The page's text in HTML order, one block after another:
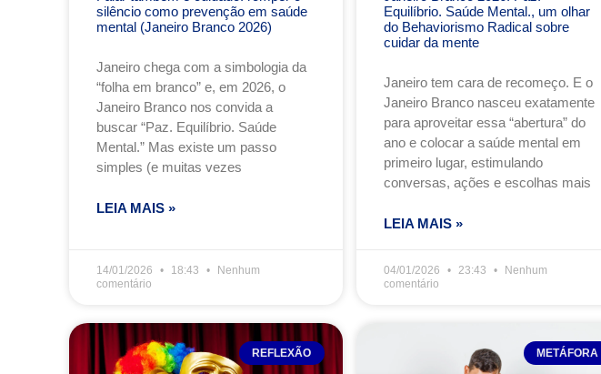
silêncio como prevenção em saúde
mental (Janeiro Branco 2026)
Janeiro chega com a simbologia da
“folha em branco” e, em 2026, o
Janeiro Branco nos convida a
buscar “Paz. Equilíbrio. Saúde
Mental.” Mas existe um passo
simples (e muitas vezes
LEIA MAIS »
14/01/2026 18:43
Nenhum
comentário
Equilíbrio. Saúde Mental., um olhar
do Behaviorismo Radical sobre
cuidar da mente
Janeiro tem cara de recomeço. E o
Janeiro Branco nasceu exatamente
para aproveitar essa “abertura” do
ano e colocar a saúde mental em
primeiro lugar, estimulando
conversas, ações e escolhas mais
LEIA MAIS »
04/01/2026 23:43
Nenhum
comentário
REFLEXÃO METÁFORA